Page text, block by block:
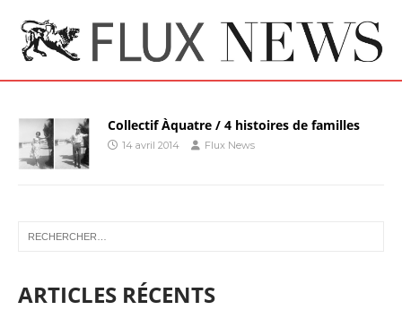
Collectif Àquatre / 4 histoires de familles
14 avril 2014 Flux News
ARTICLES RÉCENTS